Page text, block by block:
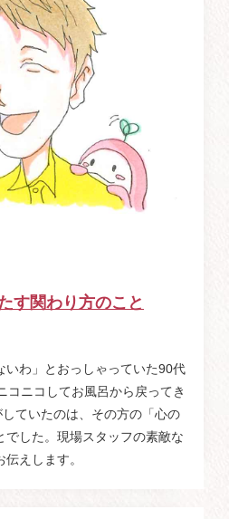
す関わり方のこと
いわ」とおっしゃっていた90代
コニコしてお風呂から戻ってき
ていたのは、その方の「心の
でした。現場スタッフの素敵な
えします。